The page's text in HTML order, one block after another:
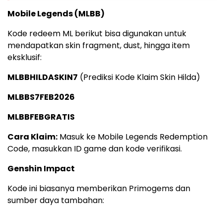
Mobile Legends (MLBB)
Kode redeem ML berikut bisa digunakan untuk
mendapatkan skin fragment, dust, hingga item
eksklusif:
MLBBHILDASKIN7 (Prediksi Kode Klaim Skin Hilda)
MLBBS7FEB2026
MLBBFEBGRATIS
Cara Klaim: Masuk ke Mobile Legends Redemption
Code, masukkan ID game dan kode verifikasi.
Genshin Impact
Kode ini biasanya memberikan Primogems dan
sumber daya tambahan: